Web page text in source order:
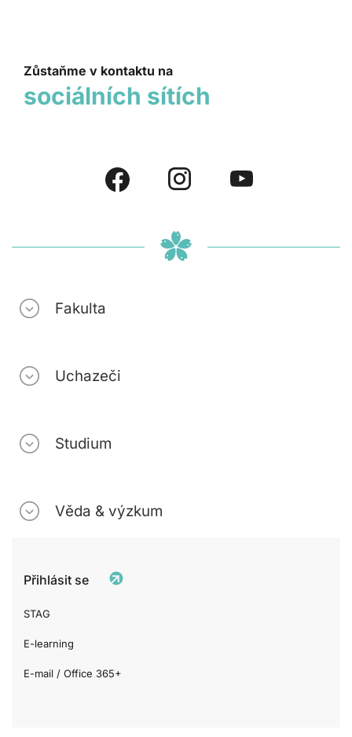
Zůstaňme v kontaktu na
sociálních sítích
Fakulta
Uchazeči
Studium
Věda & výzkum
Přihlásit se
STAG
E-learning
E-mail / Office 365+